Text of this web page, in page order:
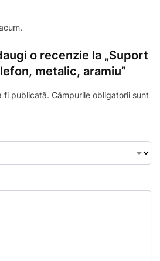
o recenzie la „Suport
metalic, aramiu”
fi publicată. Câmpurile obligatorii sunt